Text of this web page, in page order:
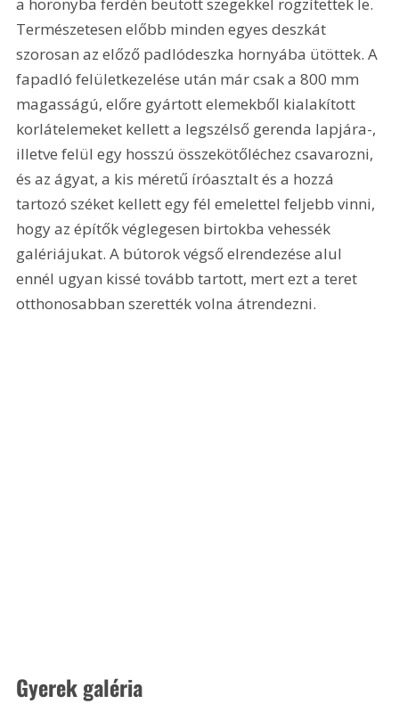
a horonyba ferdén beütött szegekkel rögzítettek le.
Természetesen előbb minden egyes deszkát
szorosan az előző padlódeszka hornyába ütöttek. A
fapadló felületkezelése után már csak a 800 mm
magasságú, előre gyártott elemekből kialakított
korlátelemeket kellett a legszélső gerenda lapjára-,
illetve felül egy hosszú összekötőléchez csavarozni,
és az ágyat, a kis méretű íróasztalt és a hozzá
tartozó széket kellett egy fél emelettel feljebb vinni,
hogy az építők véglegesen birtokba vehessék
galériájukat. A bútorok végső elrendezése alul
ennél ugyan kissé tovább tartott, mert ezt a teret
otthonosabban szerették volna átrendezni.
Gyerek galéria